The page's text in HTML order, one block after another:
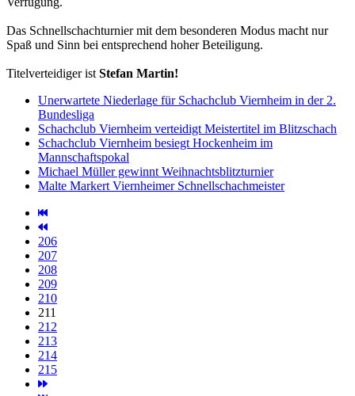
Das Schnellschachturnier mit dem besonderen Modus macht nur
Spaß und Sinn bei entsprechend hoher Beteiligung.
Titelverteidiger istStefan Martin!
Unerwartete Niederlage für Schachclub Viernheim in der 2.
Bundesliga
Schachclub Viernheim verteidigt Meistertitel im Blitzschach
Schachclub Viernheim besiegt Hockenheim im
Mannschaftspokal
Michael Müller gewinnt Weihnachtsblitzturnier
Malte Markert Viernheimer Schnellschachmeister
206
207
208
209
210
211
212
213
214
215